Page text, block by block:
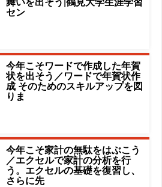
セン
今年こそワードで作成した年賀
状を出そう／ワードで年賀状作
成 そのためのスキルアップを図
りま
今年こそ家計の無駄をはぶこう
／エクセルで家計の分析を行
う。エクセルの基礎を復習し、
さらに先